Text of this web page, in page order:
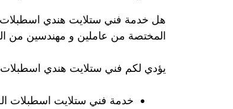
هل خدمة فني ستلايت هندي اسطبلات
المختصة من عاملين و مهندسين من
يؤدي لكم فني ستلايت هندي اسطبلات
خدمة فني ستلايت اسطبلات